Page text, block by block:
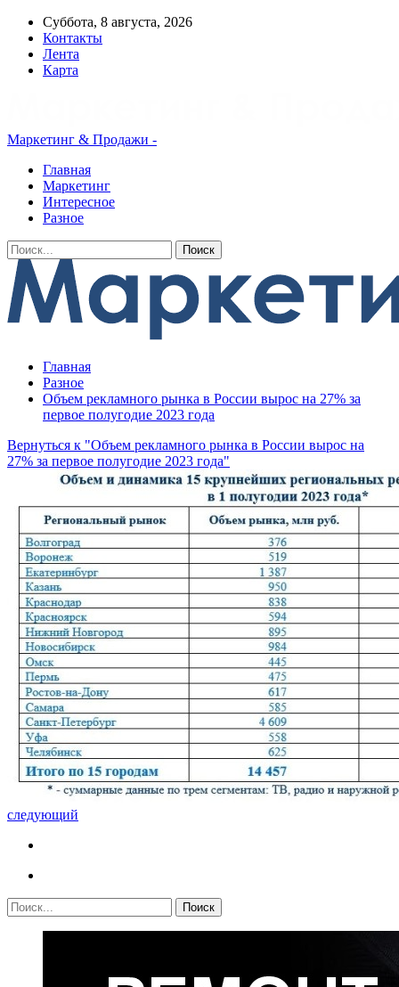
Суббота, 8 августа, 2026
Контакты
Лента
Карта
Маркетинг & Продажи -
Главная
Маркетинг
Интересное
Разное
Главная
Разное
Объем рекламного рынка в России вырос на 27% за
первое полугодие 2023 года
Вернуться к "Объем рекламного рынка в России вырос на
27% за первое полугодие 2023 года"
следующий